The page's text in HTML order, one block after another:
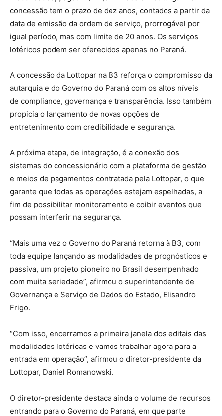
concessão tem o prazo de dez anos, contados a partir da
data de emissão da ordem de serviço, prorrogável por
igual período, mas com limite de 20 anos. Os serviços
lotéricos podem ser oferecidos apenas no Paraná.
A concessão da Lottopar na B3 reforça o compromisso da
autarquia e do Governo do Paraná com os altos níveis
de compliance, governança e transparência. Isso também
propicia o lançamento de novas opções de
entretenimento com credibilidade e segurança.
A próxima etapa, de integração, é a conexão dos
sistemas do concessionário com a plataforma de gestão
e meios de pagamentos contratada pela Lottopar, o que
garante que todas as operações estejam espelhadas, a
fim de possibilitar monitoramento e coibir eventos que
possam interferir na segurança.
“Mais uma vez o Governo do Paraná retorna à B3, com
toda equipe lançando as modalidades de prognósticos e
passiva, um projeto pioneiro no Brasil desempenhado
com muita seriedade”, afirmou o superintendente de
Governança e Serviço de Dados do Estado, Elisandro
Frigo.
“Com isso, encerramos a primeira janela dos editais das
modalidades lotéricas e vamos trabalhar agora para a
entrada em operação”, afirmou o diretor-presidente da
Lottopar, Daniel Romanowski.
O diretor-presidente destaca ainda o volume de recursos
entrando para o Governo do Paraná, em que parte